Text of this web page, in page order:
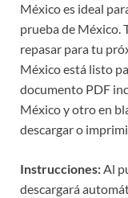
México es ideal
prueba de México.
repasar para tu
México está listo
documento PDF
México y otro en
descargar o
Instrucciones:Al
descargará